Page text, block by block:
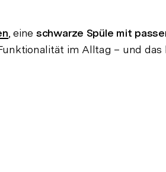
, eine schwarze Spüle mit
im Alltag – und das